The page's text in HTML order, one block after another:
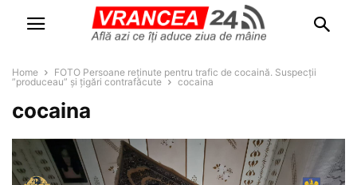
Home
FOTO Persoane reținute pentru trafic de cocaină. Suspecții
”produceau” și țigări contrafăcute
cocaina
cocaina